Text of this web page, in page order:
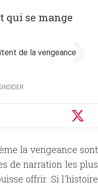
qui se mange
la vengeance sont
de narration les plus
offrir. Si l'histoire